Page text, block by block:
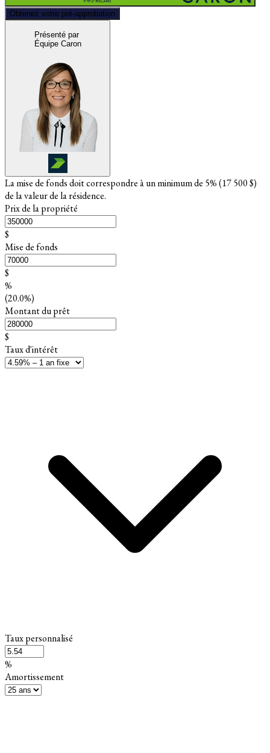
Obtenez votre pré-approbation
Présenté par
Équipe Caron
La mise de fonds doit correspondre à un minimum de 5% (17 500 $)
de la valeur de la résidence.
Prix de la propriété
$
Mise de fonds
$
%
(20.0%)
Montant du prêt
$
Taux d'intérêt
Taux personnalisé
%
Amortissement